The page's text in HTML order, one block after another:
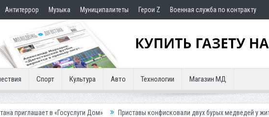
Антитеррор Музыка Муниципалитеты Герои Z Военная служба по контракту
Спорт Культура Авто Технологии Магазин МД
«Госуслуги Дом» Приставы конфисковали двух бурых медведей у жителя Дагестана